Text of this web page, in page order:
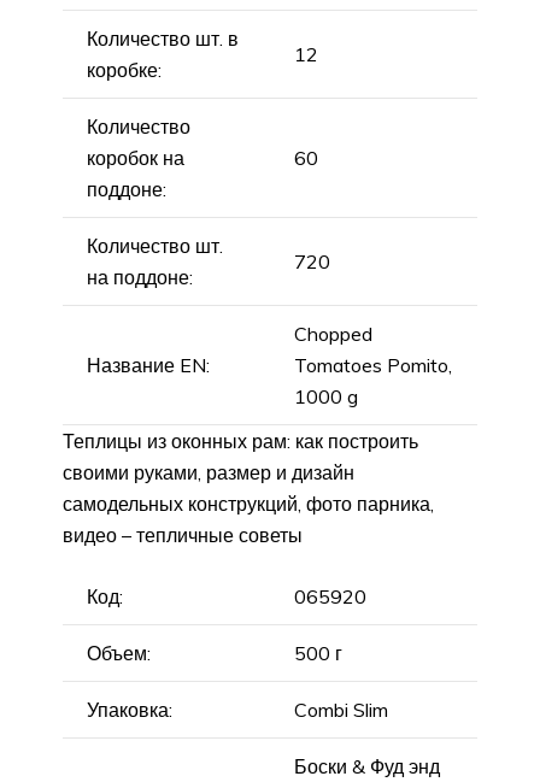
Количество шт. в
коробке:
12
Количество
коробок на
поддоне:
60
Количество шт.
на поддоне:
720
Название EN:
Chopped
Tomatoes Pomito,
1000 g
Теплицы из оконных рам: как построить
своими руками, размер и дизайн
самодельных конструкций, фото парника,
видео – тепличные советы
Код: 065920
Объем: 500 г
Упаковка: Combi Slim
Боски & Фуд энд